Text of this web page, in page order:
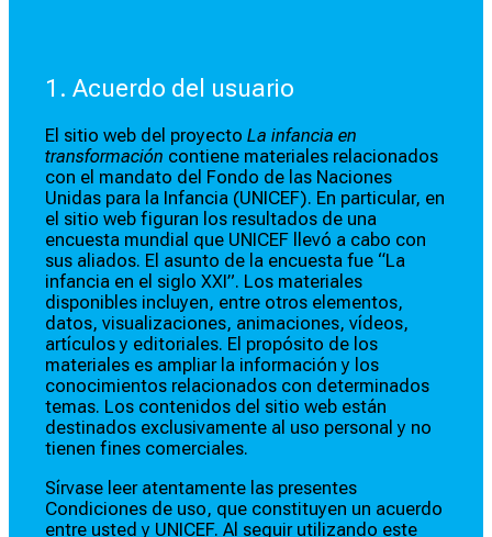
1. Acuerdo del usuario
El sitio web del proyectoLa infancia en
transformación contiene materiales relacionados
con el mandato del Fondo de las Naciones
Unidas para la Infancia (UNICEF). En particular, en
el sitio web figuran los resultados de una
encuesta mundial que UNICEF llevó a cabo con
sus aliados. El asunto de la encuesta fue “La
infancia en el siglo XXI”. Los materiales
disponibles incluyen, entre otros elementos,
datos, visualizaciones, animaciones, vídeos,
artículos y editoriales. El propósito de los
materiales es ampliar la información y los
conocimientos relacionados con determinados
temas. Los contenidos del sitio web están
destinados exclusivamente al uso personal y no
tienen fines comerciales.
Sírvase leer atentamente las presentes
Condiciones de uso, que constituyen un acuerdo
entre usted y UNICEF. Al seguir utilizando este